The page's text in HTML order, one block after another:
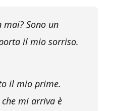
mai? Sono un
il mio sorriso.
il mio prime.
mi arriva è